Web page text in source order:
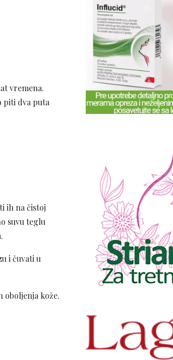
vremena.
piti dva puta
ih na čistoj
suvu teglu
i čuvati u
oboljenja kože.